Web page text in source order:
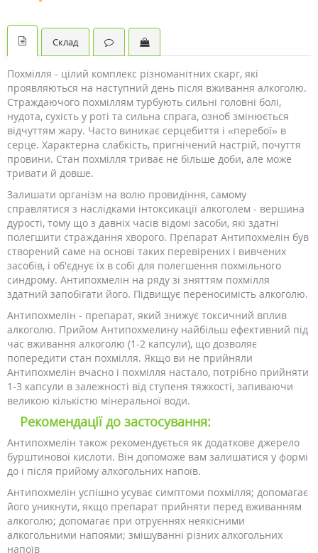
Склад
Похмілля - цілий комплекс різноманітних скарг, які
проявляються на наступний день після вживання алкоголю.
Страждаючого похміллям турбують сильні головні болі,
нудота, сухість у роті та сильна спрага, озноб змінюється
відчуттям жару. Часто виникає серцебиття і «перебої» в
серце. Характерна слабкість, пригнічений настрій, почуття
провини. Стан похмілля триває не більше доби, але може
тривати й довше.
Залишати організм на волю провидіння, самому
справлятися з наслідками інтоксикації алкоголем - вершина
дурості, тому що з давніх часів відомі засоби, які здатні
полегшити страждання хворого. Препарат Антипохмелін був
створений саме на основі таких перевірених і вивчених
засобів, і об'єднує їх в собі для полегшення похмільного
синдрому. Антипохмелін на ряду зі зняттям похмілля
здатний запобігати його. Підвищує переносимість алкоголю.
Антипохмелін - препарат, який знижує токсичний вплив
алкоголю. Прийом Антипохмелину найбільш ефективний під
час вживання алкоголю (1-2 капсули), що дозволяє
попередити стан похмілля. Якщо ви не прийняли
Антипохмелін вчасно і похмілля настало, потрібно прийняти
1-3 капсули в залежності від ступеня тяжкості, запиваючи
великою кількістю мінеральної води.
Рекомендації до застосування:
Антипохмелін також рекомендується як додаткове джерело
бурштинової кислоти. Він допоможе вам залишатися у формі
до і після прийому алкогольних напоїв.
Антипохмелін успішно усуває симптоми похмілля; допомагає
його уникнути, якщо препарат прийняти перед вживанням
алкоголю; допомагає при отруєннях неякісними
алкогольними напоями; змішуванні різних алкогольних
напоїв